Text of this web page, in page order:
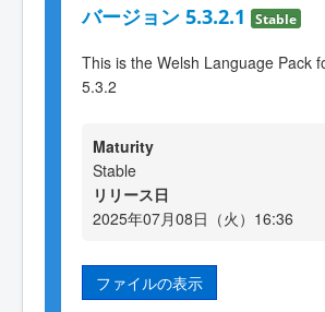
バージョン 5.3.2.1 Stable
This is the Welsh Language Pack
5.3.2
Maturity
Stable
リリース日
2025年07月08日（火）16:36
ファイルの表示